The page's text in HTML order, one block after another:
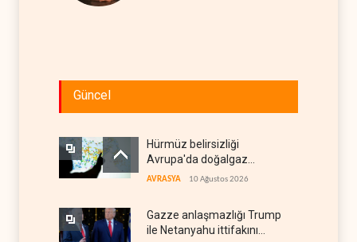
Güncel
Hürmüz belirsizliği
Avrupa'da doğalgaz
fiyatlarını artırdı
AVRASYA 10 Ağustos 2026
Gazze anlaşmazlığı Trump
ile Netanyahu ittifakını